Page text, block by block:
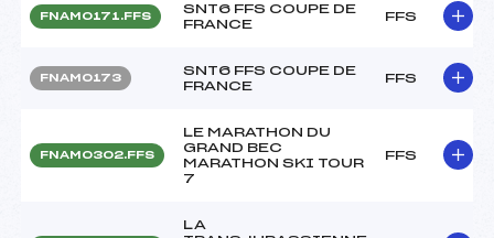
FNAM0171.FFS
SNT6 FFS COUPE DE
FRANCE
FFS
FNAM0173
SNT6 FFS COUPE DE
FRANCE
FFS
FNAM0302.FFS
LE MARATHON DU
GRAND BEC
MARATHON SKI TOUR
7
FFS
LA